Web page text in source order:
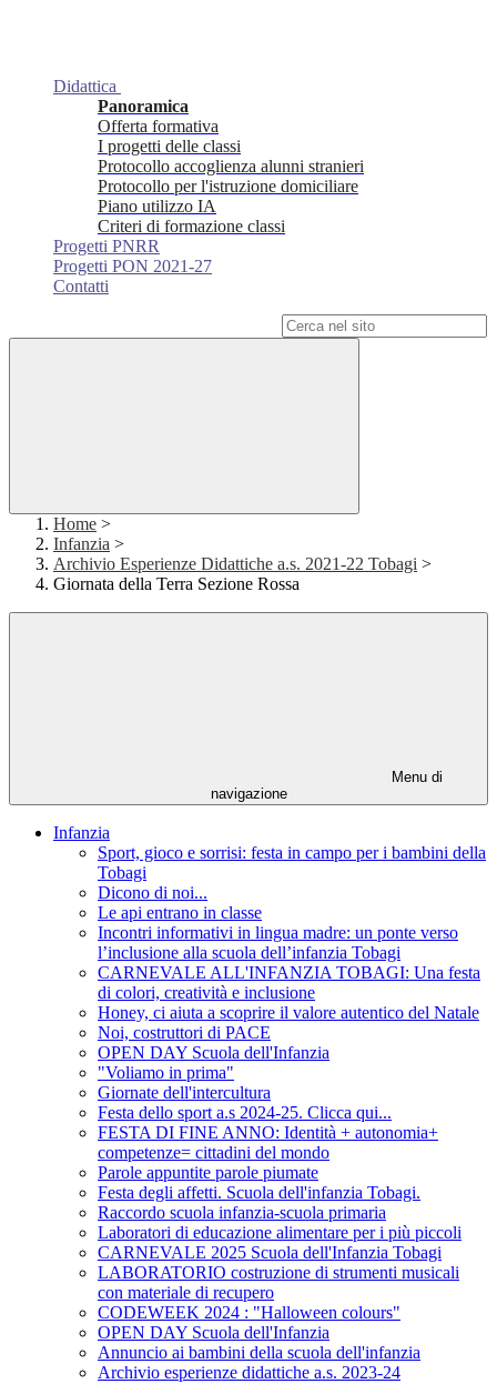
Didattica
Panoramica
Offerta formativa
I progetti delle classi
Protocollo accoglienza alunni stranieri
Protocollo per l'istruzione domiciliare
Piano utilizzo IA
Criteri di formazione classi
Progetti PNRR
Progetti PON 2021-27
Contatti
Home >
Infanzia >
Archivio Esperienze Didattiche a.s. 2021-22 Tobagi >
Giornata della Terra Sezione Rossa
Menu di
navigazione
Infanzia
Sport, gioco e sorrisi: festa in campo per i bambini della
Tobagi
Dicono di noi...
Le api entrano in classe
Incontri informativi in lingua madre: un ponte verso
l’inclusione alla scuola dell’infanzia Tobagi
CARNEVALE ALL'INFANZIA TOBAGI: Una festa
di colori, creatività e inclusione
Honey, ci aiuta a scoprire il valore autentico del Natale
Noi, costruttori di PACE
OPEN DAY Scuola dell'Infanzia
"Voliamo in prima"
Giornate dell'intercultura
Festa dello sport a.s 2024-25. Clicca qui...
FESTA DI FINE ANNO: Identità + autonomia+
competenze= cittadini del mondo
Parole appuntite parole piumate
Festa degli affetti. Scuola dell'infanzia Tobagi.
Raccordo scuola infanzia-scuola primaria
Laboratori di educazione alimentare per i più piccoli
CARNEVALE 2025 Scuola dell'Infanzia Tobagi
LABORATORIO costruzione di strumenti musicali
con materiale di recupero
CODEWEEK 2024 : "Halloween colours"
OPEN DAY Scuola dell'Infanzia
Annuncio ai bambini della scuola dell'infanzia
Archivio esperienze didattiche a.s. 2023-24